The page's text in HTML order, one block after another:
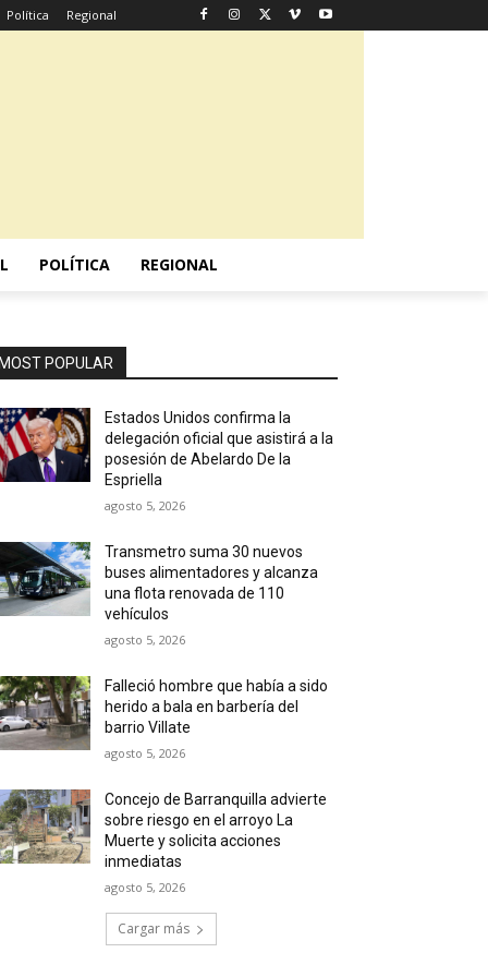
Política Regional
POLÍTICA REGIONAL
MOST POPULAR
Estados Unidos confirma la
delegación oficial que asistirá a la
posesión de Abelardo De la
Espriella
agosto 5, 2026
Transmetro suma 30 nuevos
buses alimentadores y alcanza
una flota renovada de 110
vehículos
agosto 5, 2026
Falleció hombre que había a sido
herido a bala en barbería del
barrio Villate
agosto 5, 2026
Concejo de Barranquilla advierte
sobre riesgo en el arroyo La
Muerte y solicita acciones
inmediatas
agosto 5, 2026
Cargar más